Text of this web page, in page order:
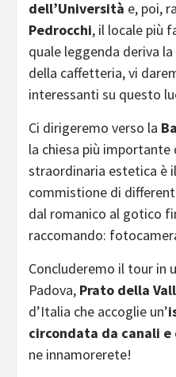
dell’Università e, poi,
Pedrocchi, il locale più
quale leggenda deriva
della caffetteria, vi
interessanti su questo
Ci dirigeremo verso la
la chiesa più importante
straordinaria estetica è
commistione di
dal romanico al gotico
raccomando:
Concluderemo il tour in
Padova, Prato della
d’Italia che accoglie un’
circondata da canali e
ne innamorerete!